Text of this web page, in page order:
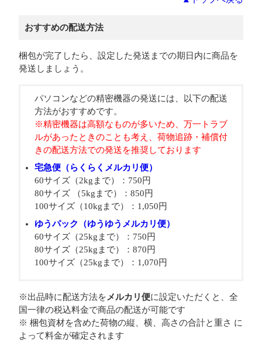
おすすめの配送方法
梱包が完了したら、設定した発送までの期日内に商品を
発送しましょう。
パソコンなどの精密機器の発送には、以下の配送
方法がおすすめです。
※精密機器は高額なものが多いため、万一トラブ
ルがあったときのことも考え、荷物追跡・補償付
きの配送方法での発送を推奨しております
宅急便（らくらくメルカリ便）
60サイズ（2kgまで）：750円
80サイズ （5kgまで）：850円
100サイズ（10kgまで）：1,050円
ゆうパック（ゆうゆうメルカリ便）
60サイズ（25kgまで）：750円
80サイズ（25kgまで）：870円
100サイズ（25kgまで）：1,070円
※出品時に配送方法を メルカリ便に設定いただくと、全
国一律の税込料金で商品の配送が可能です
※ 梱包資材を含めた荷物の縦、横、高さの合計と重さ に
よって料金が確定されます